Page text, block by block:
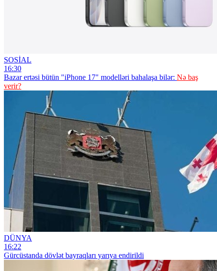
SOSİAL
16:30
Bazar ertəsi bütün "iPhone 17" modelləri bahalaşa bilər: Nə baş
verir?
DÜNYA
16:22
Gürcüstanda dövlət bayraqları yarıya endirildi